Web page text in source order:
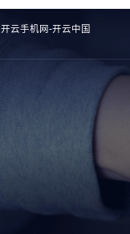
开云手机网-开云中国